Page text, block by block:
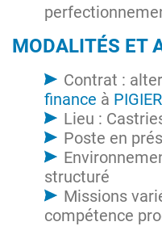
MODALITÉS ET
Contrat :
finance à
Lieu :
Poste en
structuré
Missions
compétence